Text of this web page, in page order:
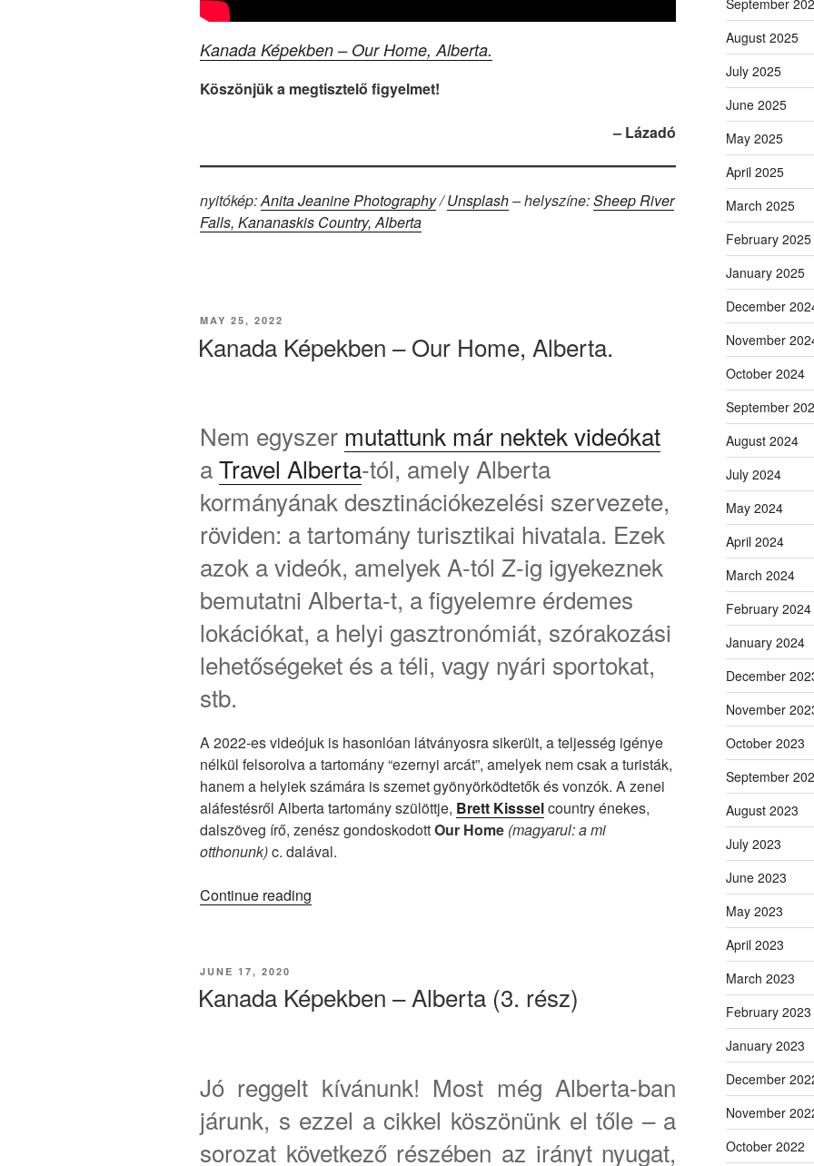
Kanada Képekben – Our Home, Alberta.
Köszönjük a megtisztelő figyelmet!
– Lázadó
nyitókép:Anita Jeanine Photography/Unsplash– helyszíne:Sheep River
Falls, Kananaskis Country, Alberta
POSTED
MAY 25, 2022
Kanada Képekben – Our Home, Alberta.
Nem egyszer mutattunk már nektek videókat
aTravel Alberta-tól, amely Alberta
kormányának desztinációkezelési szervezete,
röviden: a tartomány turisztikai hivatala. Ezek
azok a videók, amelyek A-tól Z-ig igyekeznek
bemutatni Alberta-t, a figyelemre érdemes
lokációkat, a helyi gasztronómiát, szórakozási
lehetőségeket és a téli, vagy nyári sportokat,
stb.
A 2022-es videójuk is hasonlóan látványosra sikerült, a teljesség igénye
nélkül felsorolva a tartomány “ezernyi arcát”, amelyek nem csak a turisták,
hanem a helyiek számára is szemet gyönyörködtetők és vonzók. A zenei
aláfestésről Alberta tartomány szülöttje, Brett Kissselcountry énekes,
dalszöveg írő, zenész gondoskodottOur Home (magyarul: a mi
otthonunk)c. dalával.
Continue reading
Alberta.”
POSTED
JUNE 17, 2020
Kanada Képekben – Alberta (3. rész)
Jó reggelt kívánunk! Most még Alberta-ban
járunk, s ezzel a cikkel köszönünk el tőle – a
sorozat következő részében az irányt nyugat,
August 2025
July 2025
June 2025
May 2025
April 2025
March 2025
February 2025
January 2025
December
November
October 2024
September
August 2024
July 2024
May 2024
April 2024
March 2024
February 2024
January 2024
December
November
October 2023
September
August 2023
July 2023
June 2023
May 2023
April 2023
March 2023
February 2023
January 2023
December
November
October 2022